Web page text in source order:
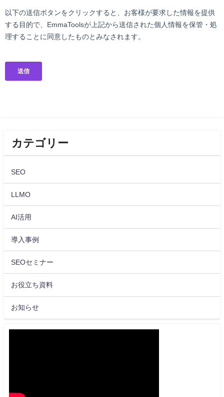
カテゴリー
SEO
LLMO
AI活用
導入事例
SEOセミナー
お役立ち資料
お知らせ